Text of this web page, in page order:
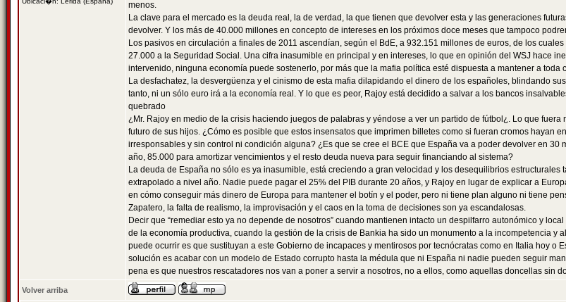
menos.
La clave para el mercado es la deuda real, la de verdad, la que tienen que devolver esta y las generaciones
devolver. Y los más de 40.000 millones en concepto de intereses en los próximos doce meses que tampoco
Los pasivos en circulación a finales de 2011 ascendían, según el BdE, a 932.151 millones de euros, de los
27.000 a la Seguridad Social. Una cifra inasumible en principal y en intereses, lo que en opinión del WSJ hace
intervenido, ninguna economía puede sostenerlo, por más que la mafia política esté dispuesta a mantener a
La desfachatez, la desvergüenza y el cinismo de esta mafia dilapidando el dinero de los españoles, blindando
tanto, ni un sólo euro irá a la economía real. Y lo que es peor, Rajoy está decidido a salvar a los bancos
quebrado
¿Mr. Rajoy en medio de la crisis haciendo juegos de palabras y yéndose a ver un partido de fútbol¿. Lo que
futuro de sus hijos. ¿Cómo es posible que estos insensatos que imprimen billetes como si fueran cromos hayan
irresponsables y sin control ni condición alguna? ¿Es que se cree el BCE que España va a poder devolver en
año, 85.000 para amortizar vencimientos y el resto deuda nueva para seguir financiando al sistema?
La deuda de España no sólo es ya inasumible, está creciendo a gran velocidad y los desequilibrios
extrapolado a nivel año. Nadie puede pagar el 25% del PIB durante 20 años, y Rajoy en lugar de explicar a
en cómo conseguir más dinero de Europa para mantener el botín y el poder, pero ni tiene plan alguno ni tiene
Zapatero, la falta de realismo, la improvisación y el caos en la toma de decisiones son ya escandalosas.
Decir que “remediar esto ya no depende de nosotros” cuando mantienen intacto un despilfarro autonómico y
de la economía productiva, cuando la gestión de la crisis de Bankia ha sido un monumento a la incompetencia
puede ocurrir es que sustituyan a este Gobierno de incapaces y mentirosos por tecnócratas como en Italia hoy
solución es acabar con un modelo de Estado corrupto hasta la médula que ni España ni nadie pueden seguir
pena es que nuestros rescatadores nos van a poner a servir a nosotros, no a ellos, como aquellas doncellas sin
Volver arriba